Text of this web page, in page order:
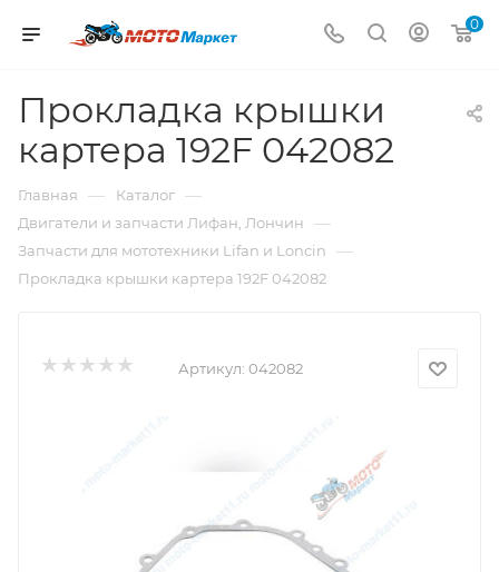
0
Прокладка крышки
картера 192F 042082
Главная — Каталог —
Двигатели и запчасти Лифан, Лончин —
Запчасти для мототехники Lifan и Loncin —
Прокладка крышки картера 192F 042082
Артикул: 042082